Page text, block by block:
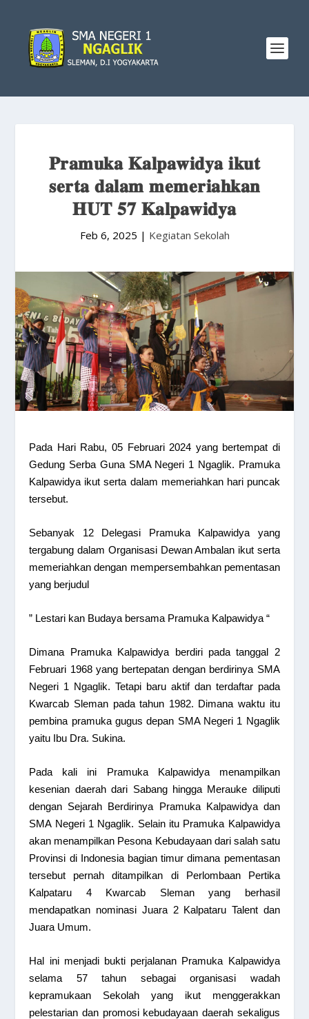
𝐏𝐫𝐚𝐦𝐮𝐤𝐚 𝐊𝐚𝐥𝐩𝐚𝐰𝐢𝐝𝐲𝐚 𝐢𝐤𝐮𝐭
𝐬𝐞𝐫𝐭𝐚 𝐝𝐚𝐥𝐚𝐦 𝐦𝐞𝐦𝐞𝐫𝐢𝐚𝐡𝐤𝐚𝐧
𝐇𝐔𝐓 𝟓𝟕 𝐊𝐚𝐥𝐩𝐚𝐰𝐢𝐝𝐲𝐚
Feb 6, 2025 | Kegiatan Sekolah
Pada Hari Rabu, 05 Februari 2024 yang bertempat di
Gedung Serba Guna SMA Negeri 1 Ngaglik. Pramuka
Kalpawidya ikut serta dalam memeriahkan hari puncak
tersebut.
Sebanyak 12 Delegasi Pramuka Kalpawidya yang
tergabung dalam Organisasi Dewan Ambalan ikut serta
memeriahkan dengan mempersembahkan pementasan
yang berjudul
” Lestari kan Budaya bersama Pramuka Kalpawidya “
Dimana Pramuka Kalpawidya berdiri pada tanggal 2
Februari 1968 yang bertepatan dengan berdirinya SMA
Negeri 1 Ngaglik. Tetapi baru aktif dan terdaftar pada
Kwarcab Sleman pada tahun 1982. Dimana waktu itu
pembina pramuka gugus depan SMA Negeri 1 Ngaglik
yaitu Ibu Dra. Sukina.
Pada kali ini Pramuka Kalpawidya menampilkan
kesenian daerah dari Sabang hingga Merauke diliputi
dengan Sejarah Berdirinya Pramuka Kalpawidya dan
SMA Negeri 1 Ngaglik. Selain itu Pramuka Kalpawidya
akan menampilkan Pesona Kebudayaan dari salah satu
Provinsi di Indonesia bagian timur dimana pementasan
tersebut pernah ditampilkan di Perlombaan Pertika
Kalpataru 4 Kwarcab Sleman yang berhasil
mendapatkan nominasi Juara 2 Kalpataru Talent dan
Juara Umum.
Hal ini menjadi bukti perjalanan Pramuka Kalpawidya
selama 57 tahun sebagai organisasi wadah
kepramukaan Sekolah yang ikut menggerakkan
pelestarian dan promosi kebudayaan daerah sekaligus